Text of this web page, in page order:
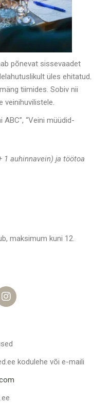
põnevat sissevaadet
üles ehitatud.
tiimides. Sobiv nii
veinihuvilistele.
ABC”, “Veini müüdid-
1 auhinnavein) ja töötoa
maksimum kuni 12.
kodulehe või e-maili